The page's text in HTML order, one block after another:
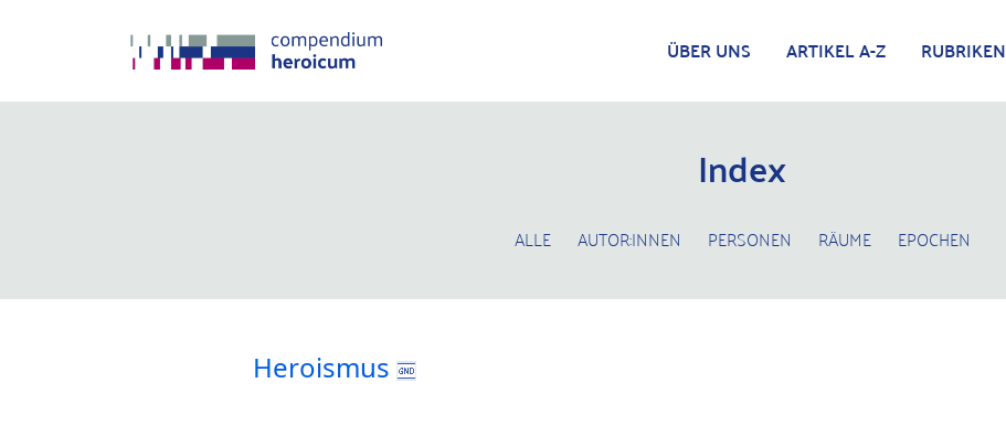
ÜBER UNS ARTIKEL A-Z RUBRIKEN
Index
ALLE AUTOR:INNEN PERSONEN RÄUME EPOCHEN
Heroismus